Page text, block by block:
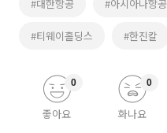
#대한항공 #아시아나항공
#티웨이홀딩스 #한진칼
좋아요
0
화나요
0